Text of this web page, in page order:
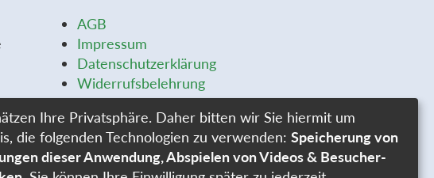
AGB
Impressum
Datenschutzerklärung
Widerrufsbelehrung
Widerrufsformular
Stellenangebote
Cookie-Einstellungen
Ihre Privatsphäre. Daher bitten wir Sie hiermit um
die folgenden Technologien zu verwenden: Speicherung von
dieser Anwendung, Abspielen von Videos & Besucher-